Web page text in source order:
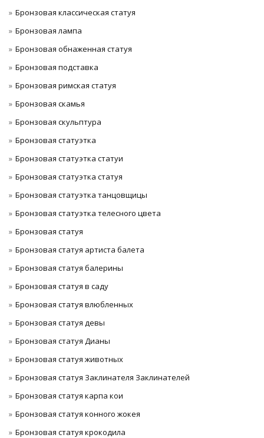
Бронзовая классическая статуя
Бронзовая лампа
Бронзовая обнаженная статуя
Бронзовая подставка
Бронзовая римская статуя
Бронзовая скамья
Бронзовая скульптура
Бронзовая статуэтка
Бронзовая статуэтка статуи
Бронзовая статуэтка статуя
Бронзовая статуэтка танцовщицы
Бронзовая статуэтка телесного цвета
Бронзовая статуя
Бронзовая статуя артиста балета
Бронзовая статуя балерины
Бронзовая статуя в саду
Бронзовая статуя влюбленных
Бронзовая статуя девы
Бронзовая статуя Дианы
Бронзовая статуя животных
Бронзовая статуя Заклинателя Заклинателей
Бронзовая статуя карпа кои
Бронзовая статуя конного жокея
Бронзовая статуя крокодила